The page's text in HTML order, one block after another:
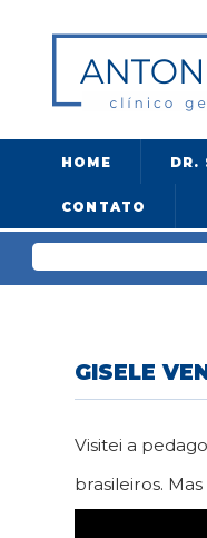
HOME DR.
CONTATO
GISELE
Visitei a
brasileiros.